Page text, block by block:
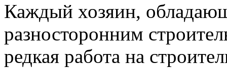
Каждый хозяин,
разносторонним
редкая работа на